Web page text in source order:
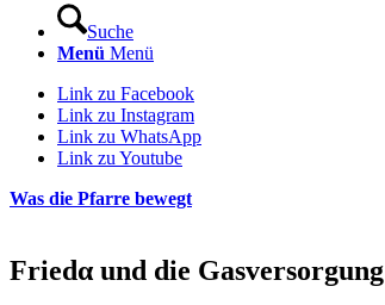
Suche
Menü Menü
Link zu Facebook
Link zu Instagram
Link zu WhatsApp
Link zu Youtube
Was die Pfarre bewegt
Friedα und die Gasversorgung